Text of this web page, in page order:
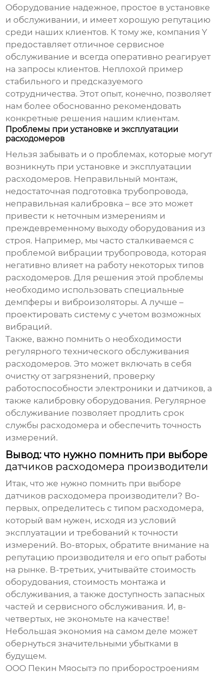
Оборудование надежное, простое в установке
и обслуживании, и имеет хорошую репутацию
среди наших клиентов. К тому же, компания Y
предоставляет отличное сервисное
обслуживание и всегда оперативно реагирует
на запросы клиентов. Неплохой пример
стабильного и предсказуемого
сотрудничества. Этот опыт, конечно, позволяет
нам более обоснованно рекомендовать
конкретные решения нашим клиентам.
Проблемы при установке и эксплуатации
расходомеров
Нельзя забывать и о проблемах, которые могут
возникнуть при установке и эксплуатации
расходомеров. Неправильный монтаж,
недостаточная подготовка трубопровода,
неправильная калибровка – все это может
привести к неточным измерениям и
преждевременному выходу оборудования из
строя. Например, мы часто сталкиваемся с
проблемой вибрации трубопровода, которая
негативно влияет на работу некоторых типов
расходомеров. Для решения этой проблемы
необходимо использовать специальные
демпферы и виброизоляторы. А лучше –
проектировать систему с учетом возможных
вибраций.
Также, важно помнить о необходимости
регулярного технического обслуживания
расходомеров. Это может включать в себя
очистку от загрязнений, проверку
работоспособности электроники и датчиков, а
также калибровку оборудования. Регулярное
обслуживание позволяет продлить срок
службы расходомера и обеспечить точность
измерений.
Вывод: что нужно помнить при выборе
датчиков расходомера производители
Итак, что же нужно помнить при выборе
датчиков расходомера производители? Во-
первых, определитесь с типом расходомера,
который вам нужен, исходя из условий
эксплуатации и требований к точности
измерений. Во-вторых, обратите внимание на
репутацию производителя и его опыт работы
на рынке. В-третьих, учитывайте стоимость
оборудования, стоимость монтажа и
обслуживания, а также доступность запасных
частей и сервисного обслуживания. И, в-
четвертых, не экономьте на качестве!
Небольшая экономия на самом деле может
обернуться значительными убытками в
будущем.
ООО Пекин Мяосытэ по приборостроениям